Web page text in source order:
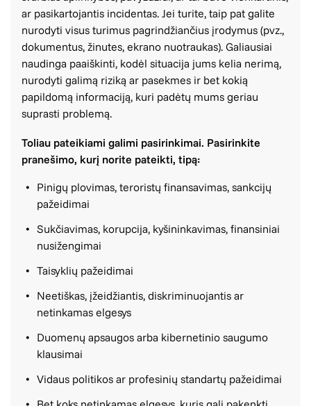
ar pasikartojantis incidentas. Jei turite, taip pat galite
nurodyti visus turimus pagrindžiančius įrodymus (pvz.,
dokumentus, žinutes, ekrano nuotraukas). Galiausiai
naudinga paaiškinti, kodėl situacija jums kelia nerimą,
nurodyti galimą riziką ar pasekmes ir bet kokią
papildomą informaciją, kuri padėtų mums geriau
suprasti problemą.
Toliau pateikiami galimi pasirinkimai. Pasirinkite
pranešimo, kurį norite pateikti, tipą:
Pinigų plovimas, teroristų finansavimas, sankcijų
pažeidimai
Sukčiavimas, korupcija, kyšininkavimas, finansiniai
nusižengimai
Taisyklių pažeidimai
Neetiškas, įžeidžiantis, diskriminuojantis ar
netinkamas elgesys
Duomenų apsaugos arba kibernetinio saugumo
klausimai
Vidaus politikos ar profesinių standartų pažeidimai